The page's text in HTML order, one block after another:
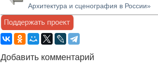
Архитектура и сценография в России»
Добавить комментарий